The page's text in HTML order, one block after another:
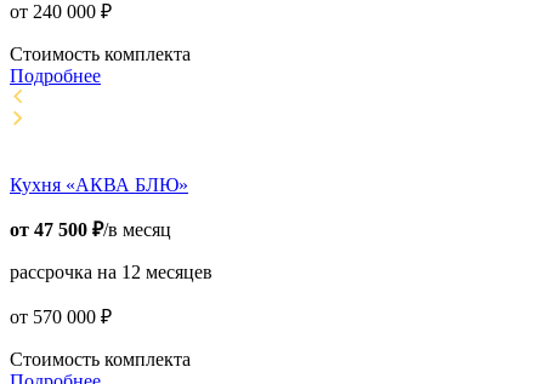
от 240 000 ₽
Стоимость комплекта
Подробнее
Кухня «АКВА БЛЮ»
от 47 500 ₽/в месяц
рассрочка на 12 месяцев
от 570 000 ₽
Стоимость комплекта